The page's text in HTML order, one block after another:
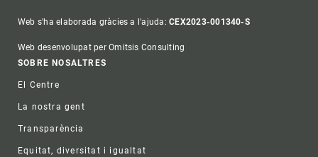
Web s'ha elaborada gràcies a l'ajuda:CEX2023-001340-S
Web desenvolupat per Omitsis Consulting
Footer
SOBRE NOSALTRES
El Centre
La nostra gent
Transparència
Equitat, diversitat i igualtat